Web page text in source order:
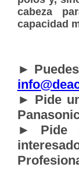
cabeza
capacidad
►
► Pide
► Pide